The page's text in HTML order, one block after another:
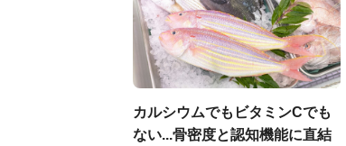
カルシウムでもビタミンCでも
ない...骨密度と認知機能に直結